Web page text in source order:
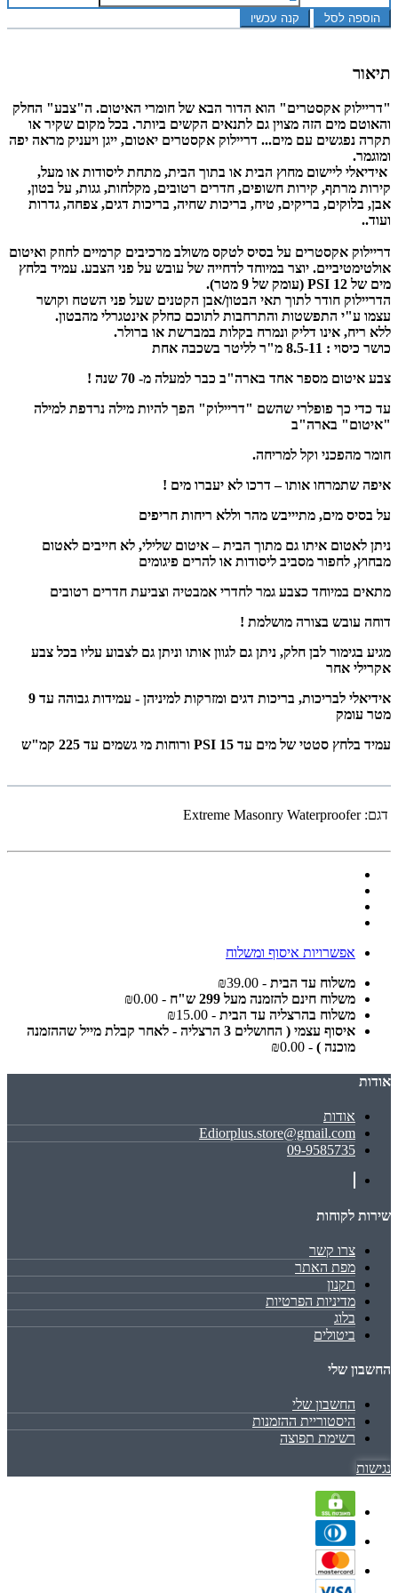
הוספה לסל קנה עכשיו
תיאור
"דריילוק אקסטרים" הוא הדור הבא של חומרי האיטום. ה"צבע" החלק
והאוטם מים הזה מצוין גם לתנאים הקשים ביותר. בכל מקום שקיר או
תקרה נפגשים עם מים... דריילוק אקסטרים יאטום, ייגן ויעניק מראה יפה
ומוגמר.
אידיאלי ליישום מחוץ הבית או בתוך הבית, מתחת ליסודות או מעל,
קירות מרתף, קירות חשופים, חדרים רטובים, מקלחות, גגות, על בטון,
אבן, בלוקים, בריקים, טיח, בריכות שחיה, בריכות דגים, צפחה, גדרות
ועוד..
דריילוק אקסטרים על בסיס לטקס משולב מרכיבים קרמיים לחוזק ואיטום
אולטימטיביים. יוצר במיוחד לדחייה של עובש על פני הצבע. עמיד בלחץ
מים של 12 PSI (עומק של 9 מטר).
הדריילוק חודר לתוך תאי הבטון/אבן הקטנים שעל פני השטח וקושר
עצמו ע"י התפשטות והתרחבות לתוכם כחלק אינטגרלי מהבטון.
ללא ריח, אינו דליק ונמרח בקלות במברשת או ברולר.
כושר כיסוי : 8.5-11 מ"ר לליטר בשכבה אחת
צבע איטום מספר אחד בארה"ב כבר למעלה מ- 70 שנה !
עד כדי כך פופלרי שהשם "דריילוק" הפך להיות מילה נרדפת למילה
"איטום" בארה"ב
חומר מהפכני וקל למריחה.
איפה שתמרחו אותו – דרכו לא יעברו מים !
על בסיס מים, מתיייבש מהר וללא ריחות חריפים
ניתן לאטום איתו גם מתוך הבית – איטום שלילי, לא חייבים לאטום
מבחוץ, לחפור מסביב ליסודות או להרים פיגומים
מתאים במיוחד כצבע גמר לחדרי אמבטיה וצביעת חדרים רטובים
דוחה עובש בצורה מושלמת !
מגיע בגימור לבן חלק, ניתן גם לגוון אותו וניתן גם לצבוע עליו בכל צבע
אקרילי אחר
אידיאלי לבריכות, בריכות דגים ומזרקות למיניהן - עמידות גבוהה עד 9
מטר עומק
עמיד בלחץ סטטי של מים עד 15 PSI ורוחות מי גשמים עד 225 קמ"ש
דגם: Extreme Masonry Waterproofer
אפשרויות איסוף ומשלוח
משלוח עד הבית - ₪39.00
משלוח חינם להזמנה מעל 299 ש"ח
- ₪0.00
משלוח בהרצליה עד הבית - ₪15.00
איסוף עצמי ( החושלים 3 הרצליה - לאחר קבלת מייל שההזמנה
מוכנה ) - ₪0.00
אודות
אודות
Ediorplus.store@gmail.com
09-9585735
שירות לקוחות
צרו קשר
מפת האתר
תקנון
מדיניות הפרטיות
בלוג
ביטולים
החשבון שלי
החשבון שלי
היסטוריית ההזמנות
רשימת תפוצה
נגישות